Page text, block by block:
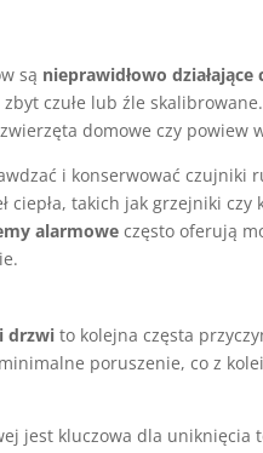
są nieprawidłowo
czułe lub źle
domowe czy powiew
i konserwować czujniki
takich jak grzejniki czy
alarmowe często oferują
drzwi to kolejna częsta
poruszenie, co z
jest kluczowa dla uniknięcia